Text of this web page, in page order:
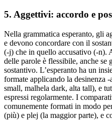
5. Aggettivi: accordo e
Nella grammatica esperanto, gli
e devono concordare con il
(-j) che in quello accusativo (-n).
delle parole è flessibile, anche
sostantivo. L’esperanto ha un
formate applicando la desinenza
small, malhela dark, alta tall), e
espressi regolarmente. I
comunemente formati in modo
(più) e plej (la maggior parte), e